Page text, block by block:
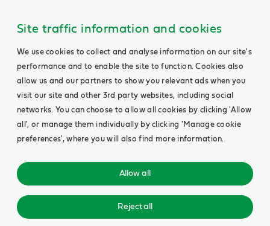
Site traffic information and cookies
We use cookies to collect and analyse information on our site's
performance and to enable the site to function. Cookies also
allow us and our partners to show you relevant ads when you
visit our site and other 3rd party websites, including social
networks. You can choose to allow all cookies by clicking 'Allow
all', or manage them individually by clicking 'Manage cookie
preferences', where you will also find more information.
Allow all
Reject all